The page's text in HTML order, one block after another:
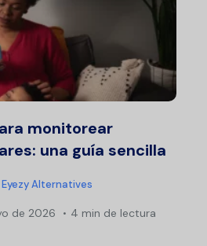
monitorear
una guía sencilla
Eyezy Alternatives
de 2026 4 min de lectura